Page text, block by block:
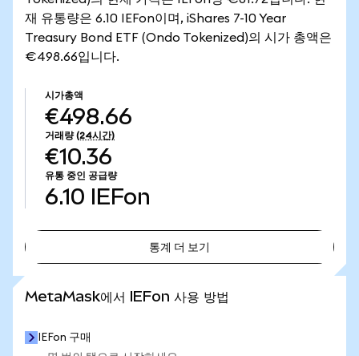
재 유통량은 6.10 IEFon이며, iShares 7-10 Year
Treasury Bond ETF (Ondo Tokenized)의 시가 총액은
€498.66입니다.
시가총액
€498.66
거래량 (24시간)
€10.36
유통 중인 공급량
6.10 IEFon
통계 더 보기
MetaMask에서 IEFon 사용 방법
IEFon 구매